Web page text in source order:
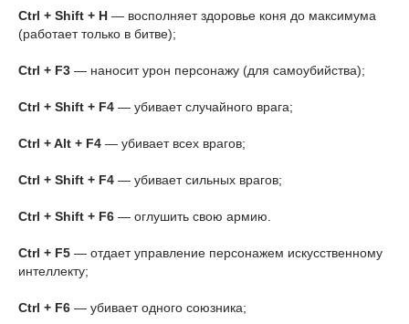
Ctrl + Shift + H — восполняет здоровье коня до максимума
(работает только в битве);
Ctrl + F3 — наносит урон персонажу (для самоубийства);
Ctrl + Shift + F4 — убивает случайного врага;
Ctrl + Alt + F4 — убивает всех врагов;
Ctrl + Shift + F4 — убивает сильных врагов;
Ctrl + Shift + F6 — оглушить свою армию.
Ctrl + F5 — отдает управление персонажем искусственному
интеллекту;
Ctrl + F6 — убивает одного союзника;